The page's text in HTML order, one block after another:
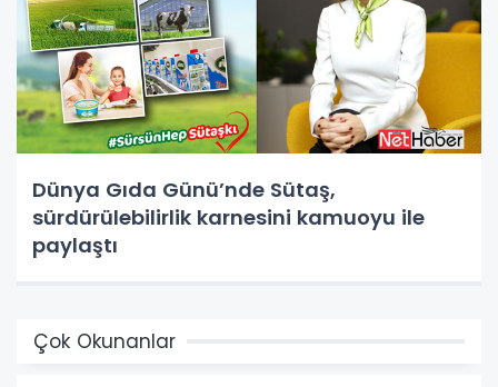
Dünya Gıda Günü’nde Sütaş,
sürdürülebilirlik karnesini kamuoyu ile
paylaştı
Çok Okunanlar